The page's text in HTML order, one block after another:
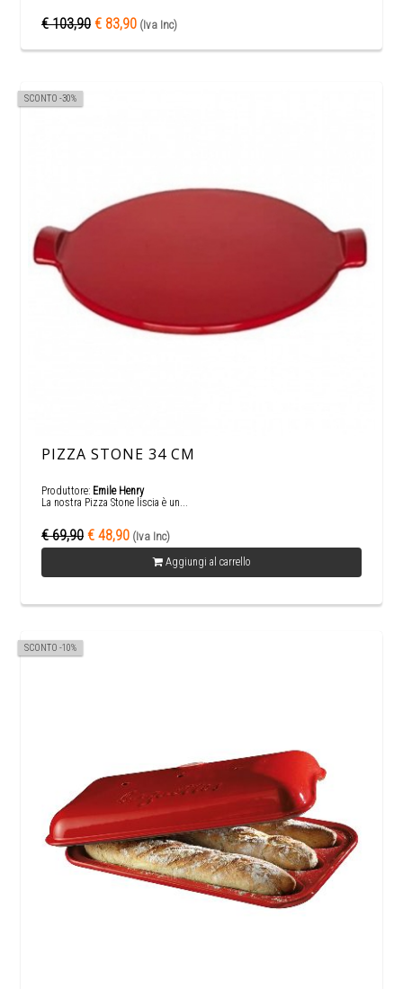
€ 103,90 € 83,90 (Iva Inc)
SCONTO -30%
PIZZA STONE 34 CM
Produttore: Emile Henry
La nostra Pizza Stone liscia è un...
€ 69,90 € 48,90 (Iva Inc)
Aggiungi al carrello
SCONTO -10%